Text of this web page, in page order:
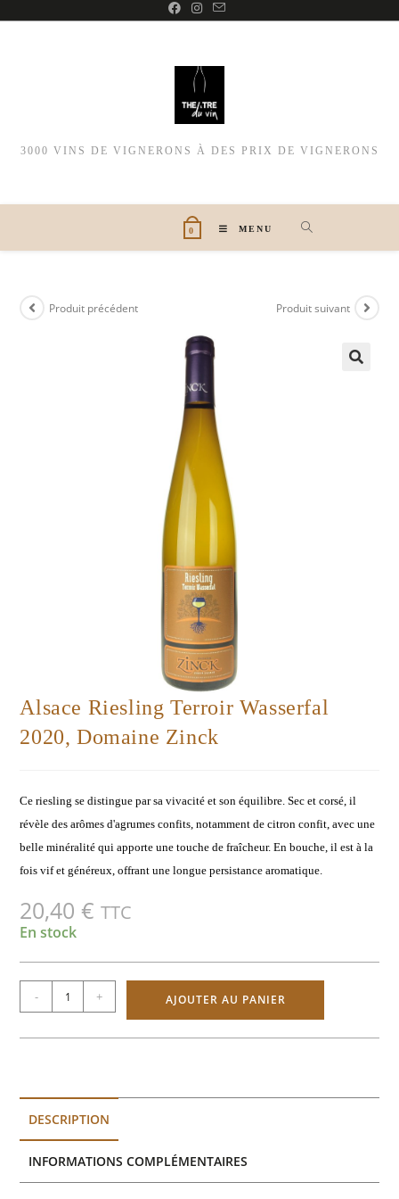
3000 VINS DE VIGNERONS À DES PRIX DE VIGNERONS
0 MENU
Produit précédent Produit suivant
Alsace Riesling Terroir Wasserfal
2020, Domaine Zinck
Ce riesling se distingue par sa vivacité et son équilibre. Sec et corsé, il
révèle des arômes d'agrumes confits, notamment de citron confit, avec une
belle minéralité qui apporte une touche de fraîcheur. En bouche, il est à la
fois vif et généreux, offrant une longue persistance aromatique.
20,40 € TTC
En stock
- + AJOUTER AU PANIER
DESCRIPTION
INFORMATIONS COMPLÉMENTAIRES